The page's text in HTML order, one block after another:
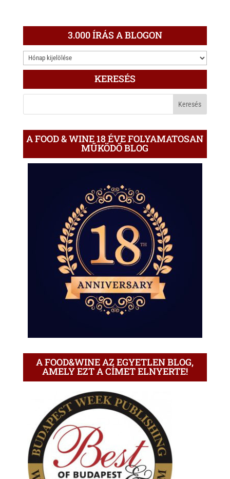
3.000 ÍRÁS A BLOGON
3.000
ÍRÁS
BLOGON
KERESÉS
A FOOD & WINE 18 ÉVE FOLYAMATOSAN
MŰKÖDŐ BLOG
A FOOD&WINE AZ EGYETLEN BLOG,
AMELY EZT A CÍMET ELNYERTE!